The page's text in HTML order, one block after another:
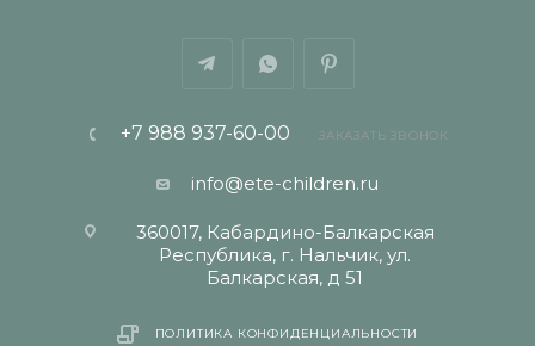
+7 988 937-60-00 ЗАКАЗАТЬ ЗВОНОК
info@ete-children.ru
360017, Кабардино-Балкарская
Республика, г. Нальчик, ул.
Балкарская, д 51
ПОЛИТИКА КОНФИДЕНЦИАЛЬНОСТИ